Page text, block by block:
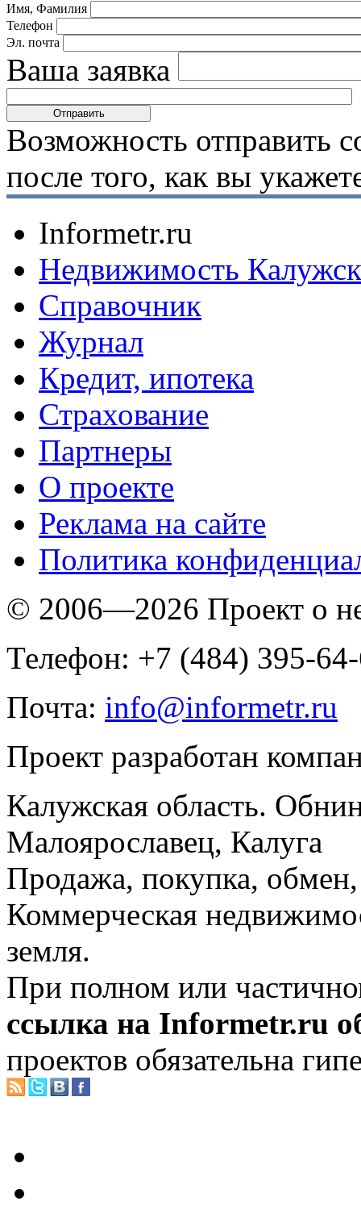
Имя, Фамилия
Телефон
Эл. почта
Ваша заявка
Возможность отправить
после того, как вы
Informetr.ru
Недвижимость
Справочник
Журнал
Кредит, ипотека
Страхование
Партнеры
O проекте
Реклама на сайте
Политика
© 2006—2026 Проект о
Телефон: +7 (484) 395-
Почта: info@informetr.ru
Проект разработан
Калужская область.
Малоярославец, Калуга
Продажа, покупка, обмен,
Коммерческая
земля.
При полном или
ссылка на Informetr.ru
проектов обязательна